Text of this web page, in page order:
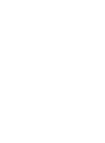
Los